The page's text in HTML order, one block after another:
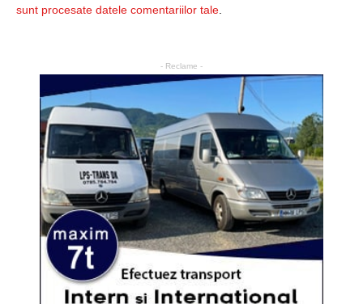
sunt procesate datele comentariilor tale
- Reclame -